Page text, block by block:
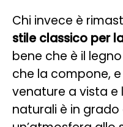
Chi invece è
stile classico per
bene che è il
che la compone,
venature a vista e
naturali è in grado